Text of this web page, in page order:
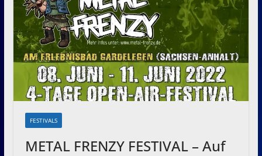
FESTIVALS
METAL FRENZY FESTIVAL – Auf